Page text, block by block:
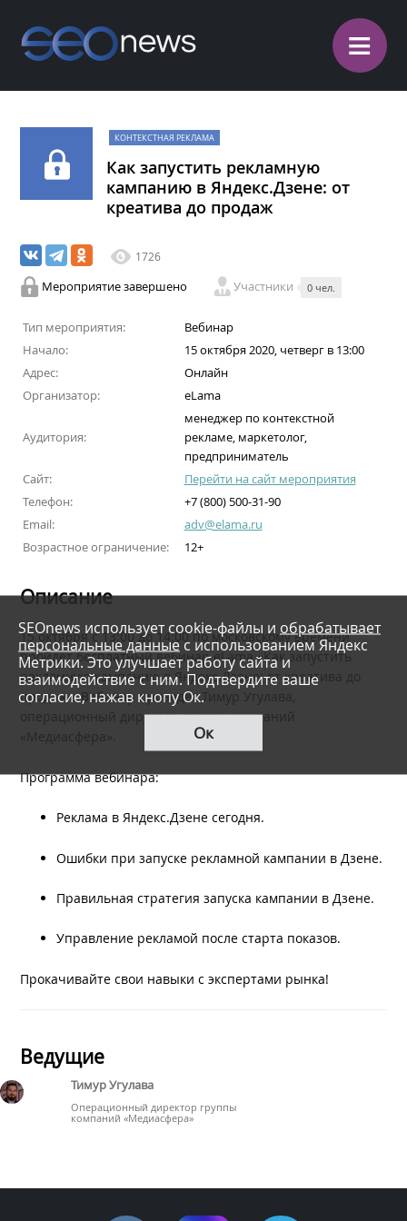
≡
КОНТЕКСТНАЯ РЕКЛАМА
Как запустить рекламную
кампанию в Яндекс.Дзене: от
креатива до продаж
1726
Мероприятие завершено Участники 0 чел.
Тип мероприятия:
Вебинар
Начало:
15 октября 2020, четверг в 13:00
Адрес:
Онлайн
Организатор:
eLama
Аудитория:
менеджер по контекстной
рекламе, маркетолог,
предприниматель
Сайт:
Перейти на сайт мероприятия
Телефон:
+7 (800) 500-31-90
Email:
adv@elama.ru
Возрастное ограничение:
12+
Описание
15 октября с 13:00 до 14:00 по московскому времени
пройдет бесплатный вебинар eLama «Как запустить
рекламную кампанию в Яндекс.Дзене: от креатива до
продаж». Вебинар проведет Тимур Угулава,
операционный директор группы компаний
«‎Медиасфера».
Программа вебинара:
Реклама в Яндекс.Дзене сегодня.
Ошибки при запуске рекламной кампании в Дзене.
Правильная стратегия запуска кампании в Дзене.
Управление рекламой после старта показов.
Прокачивайте свои навыки с экспертами рынка!
Ведущие
Тимур Угулава
Операционный директор группы
компаний «‎Медиасфера»
SEOnews использует cookie-файлы и обрабатывает
персональные данныес использованием Яндекс
Метрики. Это улучшает работу сайта и
взаимодействие с ним. Подтвердите ваше
согласие, нажав кнопу Ок.
Ок